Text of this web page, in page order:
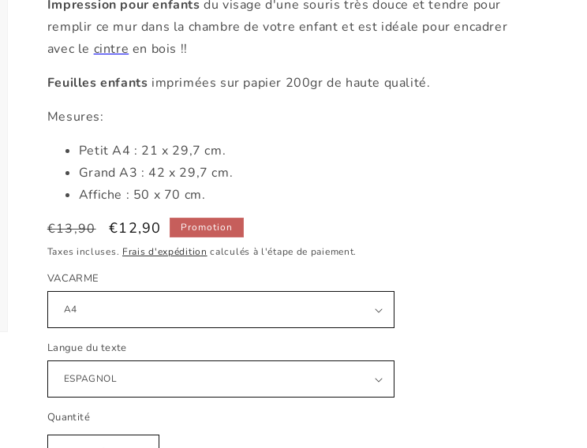
Impression pour enfants du visage d'une souris très douce et tendre pour
remplir ce mur dans la chambre de votre enfant et est idéale pour encadrer
avec le cintre en bois !!
Feuilles enfants imprimées sur papier 200gr de haute qualité.
Mesures:
Petit A4 : 21 x 29,7 cm.
Grand A3 : 42 x 29,7 cm.
Affiche : 50 x 70 cm.
Prix
habituel
€13,90
Prix
promotionnel
€12,90
Promotion
Taxes incluses. Frais d'expédition calculés à l'étape de paiement.
VACARME
Langue du texte
Quantité